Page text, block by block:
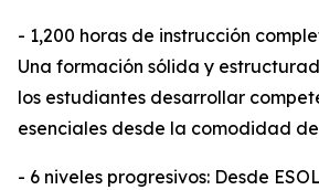
- 1,200 horas de instrucción
Una formación sólida y
los estudiantes desarrollar
esenciales desde la comodidad
- 6 niveles progresivos: Desde